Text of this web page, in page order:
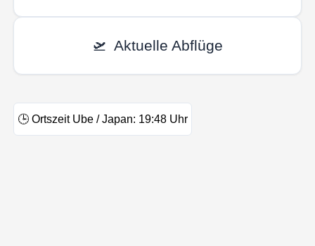
🛫 Aktuelle Abflüge
🕒 Ortszeit Ube / Japan: 19:48 Uhr